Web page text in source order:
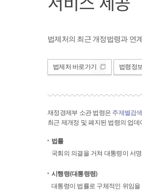
법제처의 최근 개정법령과 연
법제처 바로가기 법령정
재정경제부 소관 법령은 주제별검
최근 제개정 및 폐지된 법령의 업
법률
국회의 의결을 거쳐 대통령이 서
시행령(대통령령)
대통령이 법률로 구체적인 위임